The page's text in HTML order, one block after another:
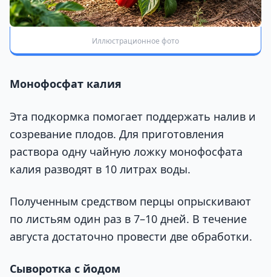
Иллюстрационное фото
Монофосфат калия
Эта подкормка помогает поддержать налив и
созревание плодов. Для приготовления
раствора одну чайную ложку монофосфата
калия разводят в 10 литрах воды.
Полученным средством перцы опрыскивают
по листьям один раз в 7–10 дней. В течение
августа достаточно провести две обработки.
Сыворотка с йодом